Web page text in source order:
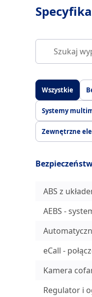
Wszystkie
Systemy
Zewnętrzne
ABS z
AEBS -
eCall -
Kamera
Regulator i